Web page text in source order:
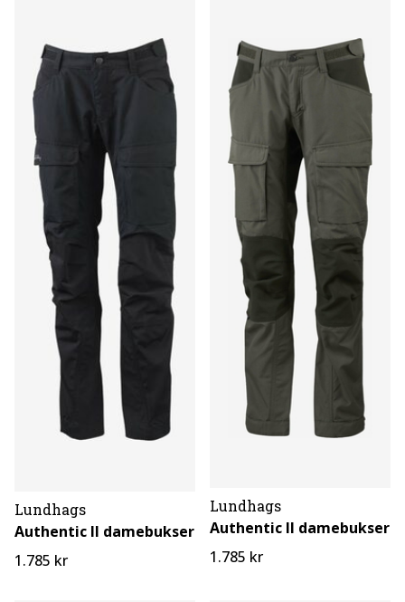
Lundhags
Authentic II damebukser
1.785 kr
Lundhags
Authentic II damebukser
1.785 kr